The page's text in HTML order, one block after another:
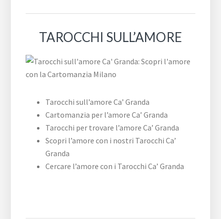
TAROCCHI SULL’AMORE
Tarocchi sull’amore Ca’ Granda
Cartomanzia per l’amore Ca’ Granda
Tarocchi per trovare l’amore Ca’ Granda
Scopri l’amore con i nostri Tarocchi Ca’
Granda
Cercare l’amore con i Tarocchi Ca’ Granda